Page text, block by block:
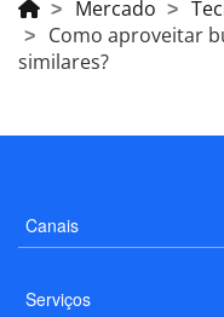
Mercado
Como aproveitar
similares?
Canais
Serviços